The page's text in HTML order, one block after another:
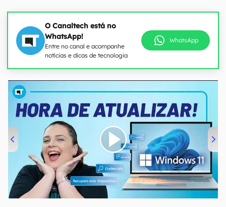
O Canaltech está no
WhatsApp!
Entre no canal e acompanhe
notícias e dicas de tecnologia
WhatsApp
00:00 04:52